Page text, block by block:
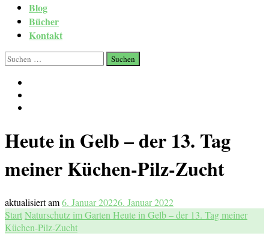
Blog
Bücher
Kontakt
Suchen
nach:
Heute in Gelb – der 13. Tag
meiner Küchen-Pilz-Zucht
aktualisiert am6. Januar 20226. Januar 2022
StartNaturschutz im Garten Heute in Gelb – der 13. Tag meiner
Küchen-Pilz-Zucht